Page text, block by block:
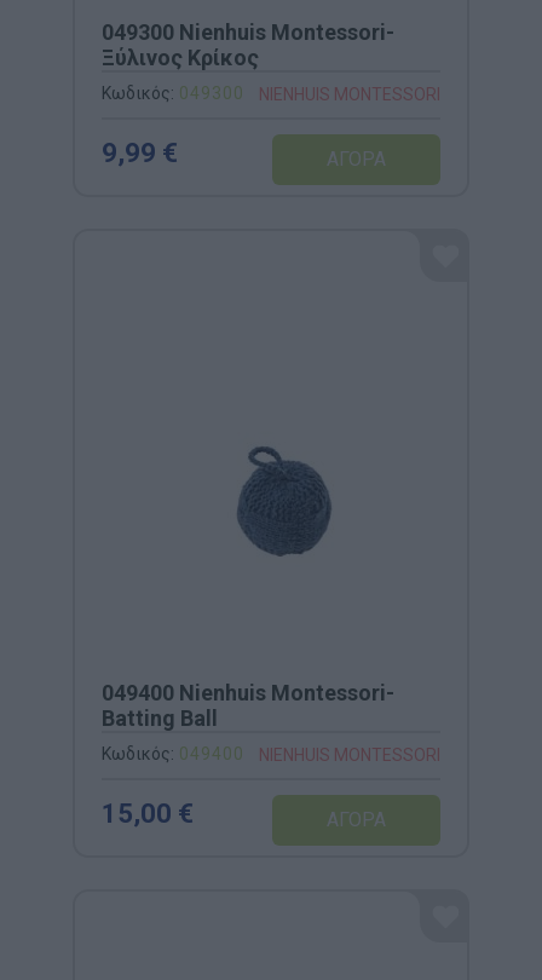
049300 Nienhuis Montessori-
Ξύλινος Κρίκος
Κωδικός: 049300 NIENHUIS MONTESSORI
9,99 €
049400 Nienhuis Montessori-
Batting Ball
Κωδικός: 049400 NIENHUIS MONTESSORI
15,00 €